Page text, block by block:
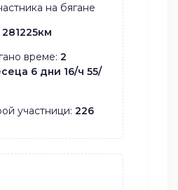
на бягане
281225км
време: 2
6 дни 16/ч 55/
участници: 226